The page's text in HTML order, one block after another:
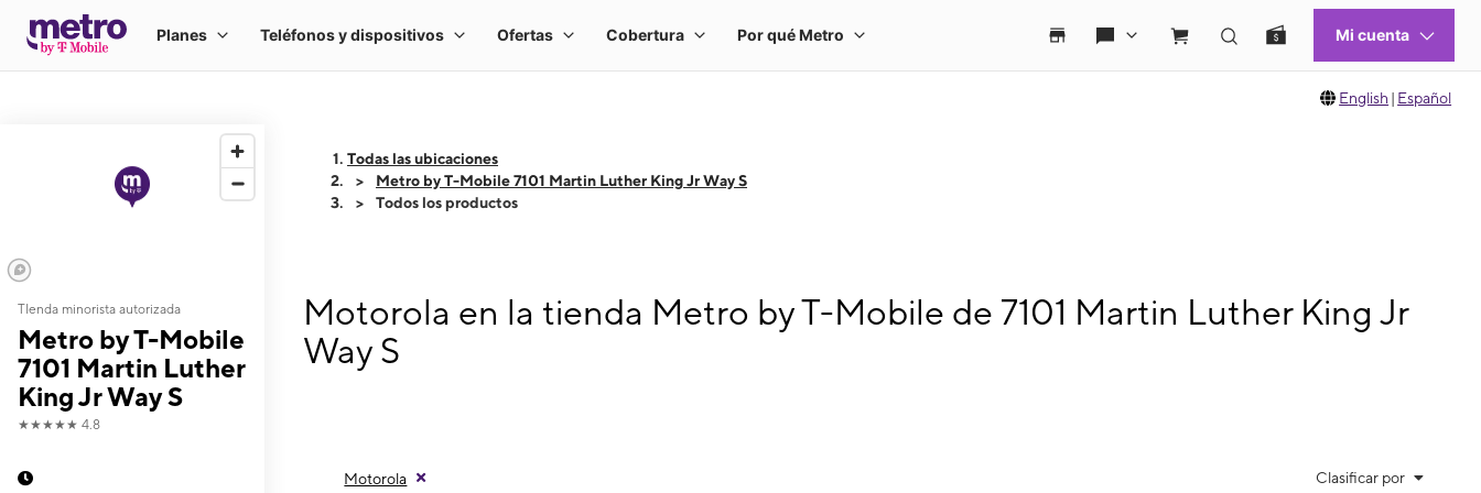
English | Español
TIenda minorista autorizada
Metro by T-Mobile
7101 Martin Luther
King Jr Way S
★★★★★ 4.8
Todas las ubicaciones
Metro by T-Mobile 7101 Martin Luther King Jr Way S
Todos los productos
Motorola en la tienda Metro by T-Mobile de 7101 Martin Luther King Jr
Way S
Motorola Clasificar por